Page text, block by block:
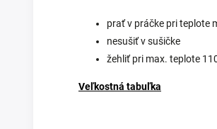
prať v práčke pri teplote
nesušiť v sušičke
žehliť pri max. teplote
Veľkostná tabuľka